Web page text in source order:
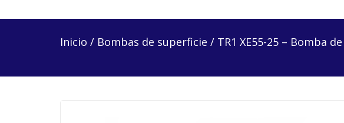
Inicio / Bombas de superficie / TR1 XE55-25 – Bomba